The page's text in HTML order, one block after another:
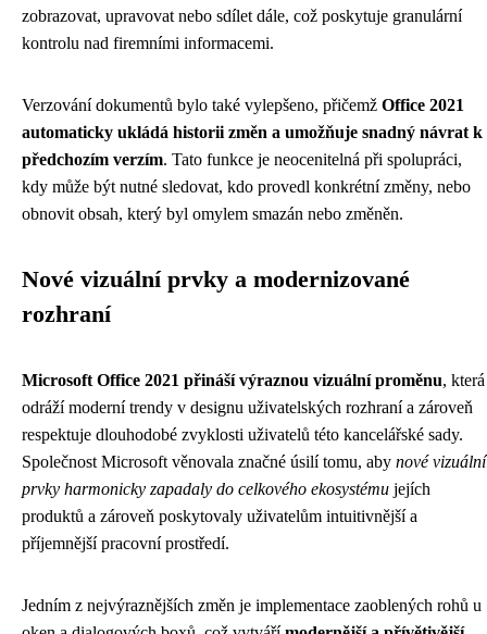
zobrazovat, upravovat nebo sdílet dále, což poskytuje granulární
kontrolu nad firemními informacemi.
Verzování dokumentů bylo také vylepšeno, přičemž Office 2021
automaticky ukládá historii změn a umožňuje snadný návrat k
předchozím verzím. Tato funkce je neocenitelná při spolupráci,
kdy může být nutné sledovat, kdo provedl konkrétní změny, nebo
obnovit obsah, který byl omylem smazán nebo změněn.
Nové vizuální prvky a modernizované
rozhraní
Microsoft Office 2021 přináší výraznou vizuální proměnu, která
odráží moderní trendy v designu uživatelských rozhraní a zároveň
respektuje dlouhodobé zvyklosti uživatelů této kancelářské sady.
Společnost Microsoft věnovala značné úsilí tomu, aby nové vizuální
prvky harmonicky zapadaly do celkového ekosystému jejích
produktů a zároveň poskytovaly uživatelům intuitivnější a
příjemnější pracovní prostředí.
Jedním z nejvýraznějších změn je implementace zaoblených rohů u